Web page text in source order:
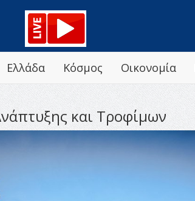
Ελλάδα Κόσμος Οικονομία
και Τροφίμων